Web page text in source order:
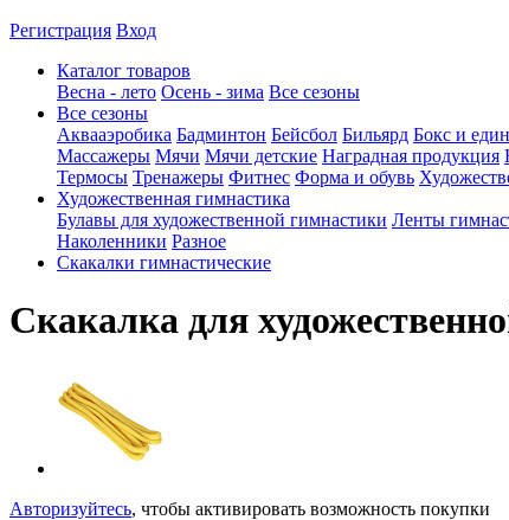
Регистрация Вход
Каталог товаров
Весна - лето Осень - зима Все сезоны
Все сезоны
Аквааэробика Бадминтон Бейсбол Бильярд Бокс и
Массажеры Мячи Мячи детские Наградная продукция
Термосы Тренажеры Фитнес Форма и обувь
Художественная гимнастика
Булавы для художественной гимнастики Ленты
Наколенники Разное
Скакалки гимнастические
Скакалка для
Авторизуйтесь, чтобы активировать возможность покупки